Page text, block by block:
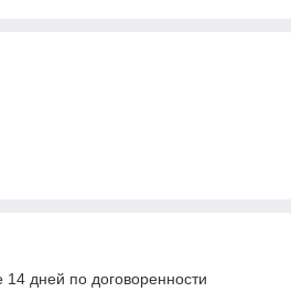
14 дней по договоренности